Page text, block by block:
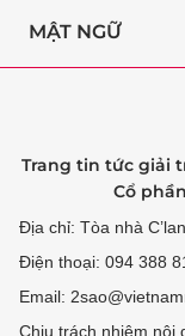
MẬT NGỮ
Trang tin tức giải
Cổ
Địa chỉ: Tòa nhà
Điện thoại: 094 388
Email:
Chịu trách nhiệm nội